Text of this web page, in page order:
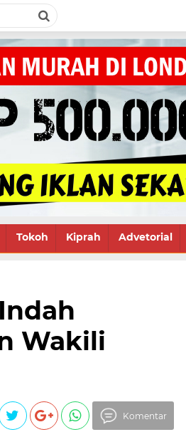
Tokoh Kiprah Advetorial
Wakili
Komentar